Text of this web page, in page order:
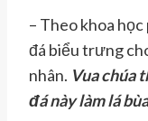
– Theo khoa
đá biểu trưng
nhân. Vua chúa
đá này làm lá